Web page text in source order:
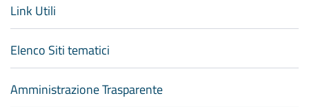
Link Utili
Elenco Siti tematici
Amministrazione Trasparente